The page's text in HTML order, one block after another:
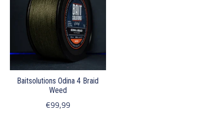
Baitsolutions Odina 4 Braid
Weed
€99,99